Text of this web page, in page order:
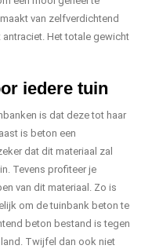
van zelfverdichtend
Het totale gewicht
iedere tuin
is dat deze tot haar
is beton een
dat dit materiaal zal
Tevens profiteer je
van dit materiaal. Zo is
om de tuinbank beton te
beton bestand is tegen
Twijfel dan ook niet